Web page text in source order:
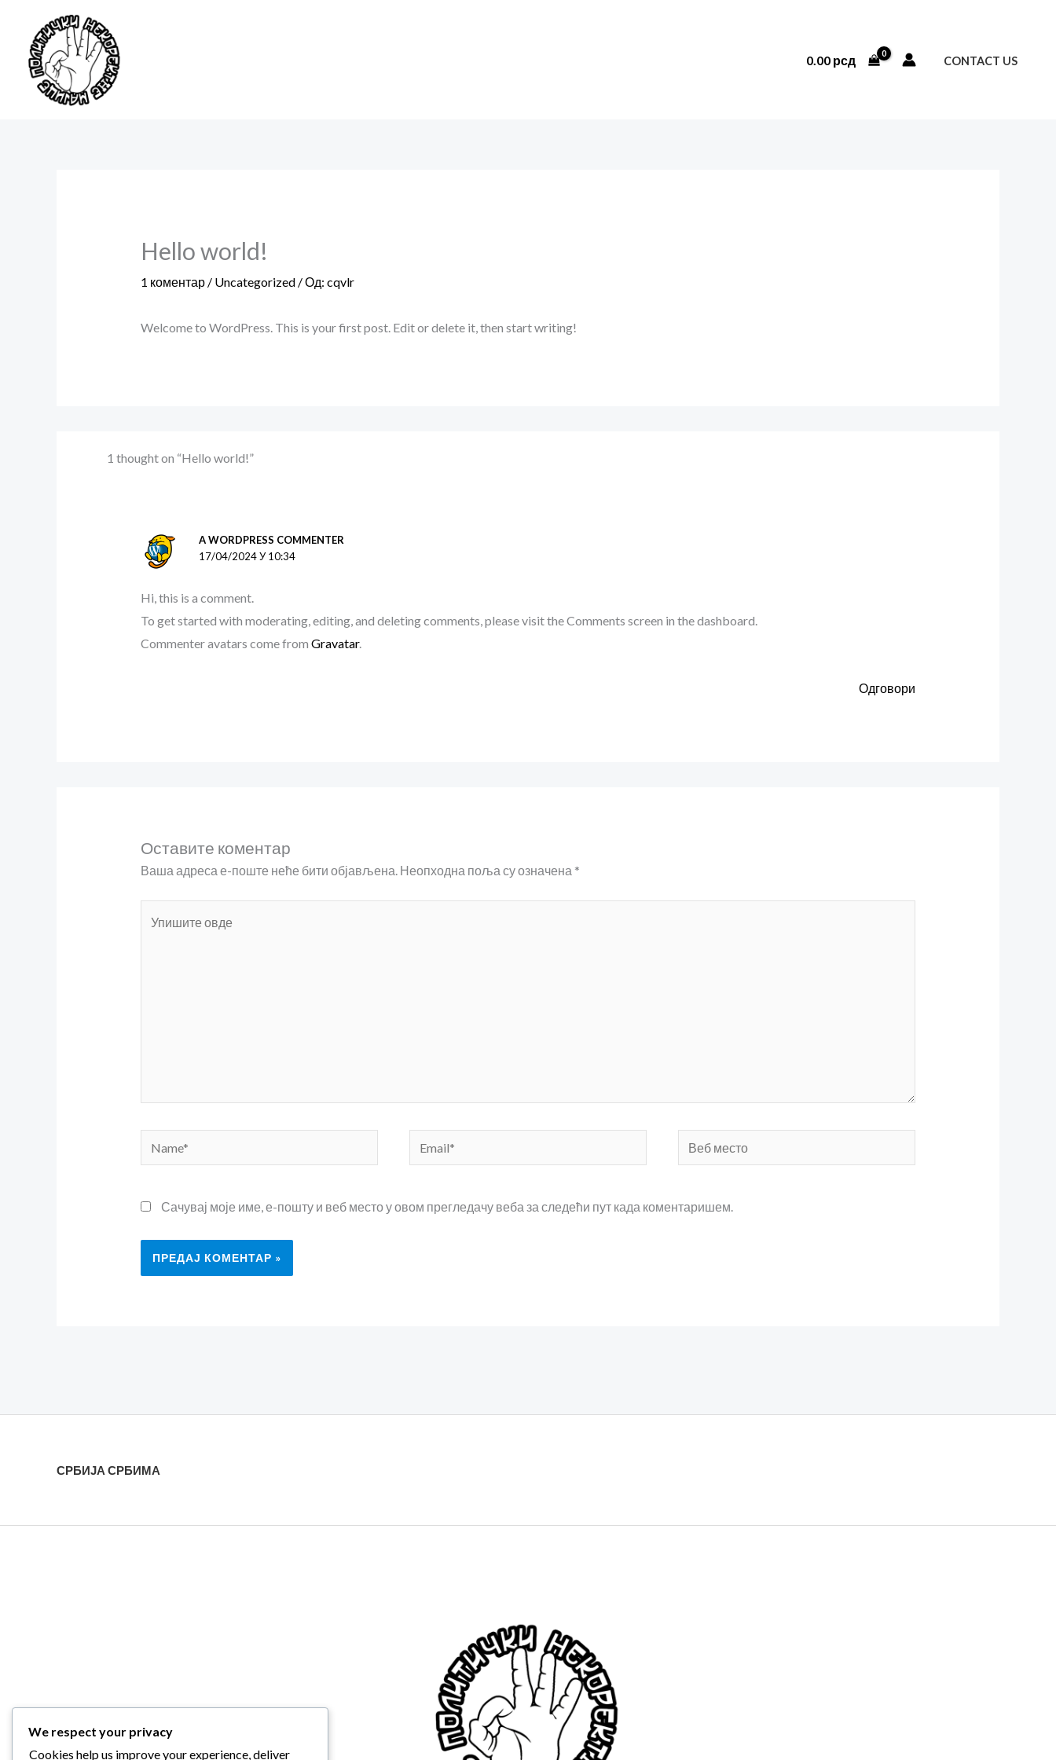
садржај
0.00 рсд CONTACT US
Hello world!
1 коментар / Uncategorized/ Од: cqvlr
Welcome to WordPress. This is your first post. Edit or delete it, then start writing!
1 thought on “Hello world!”
A WORDPRESS COMMENTER
17/04/2024 У 10:34
Hi, this is a comment.
To get started with moderating, editing, and deleting comments, please visit the Comments screen in the dashboard.
Commenter avatars come from Gravatar.
Одговори
Оставите коментар
Ваша адреса е-поште неће бити објављена. Неопходна поља су означена *
Name* Email*
Веб
место
Сачувај моје име, е-пошту и веб место у овом прегледачу веба за следећи пут када коментаришем.
СРБИЈА СРБИМА
We respect your privacy
Cookies help us improve your experience, deliver